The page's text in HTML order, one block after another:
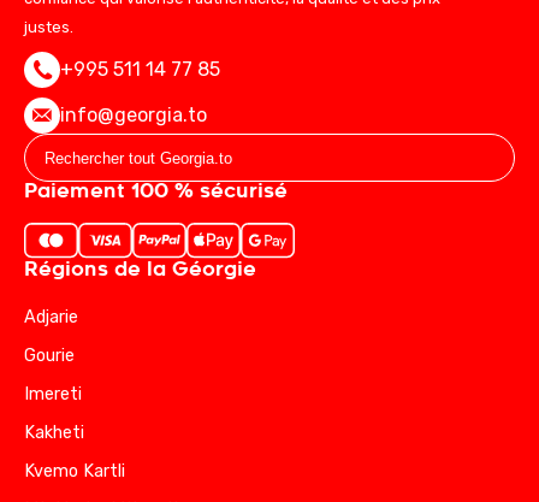
justes.
+995 511 14 77 85
info@georgia.to
Paiement 100 % sécurisé
Régions de la Géorgie
Adjarie
Gourie
Imereti
Kakheti
Kvemo Kartli